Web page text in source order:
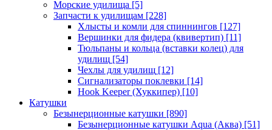
Морские удилища [5]
Запчасти к удилищам [228]
Хлысты и комли для спиннингов [127]
Вершинки для фидера (квивертип) [11]
Тюльпаны и кольца (вставки колец) для
удилищ [54]
Чехлы для удилищ [12]
Сигнализаторы поклевки [14]
Hook Keeper (Хуккипер) [10]
Катушки
Безынерционные катушки [890]
Безынерционные катушки Aqua (Аква) [51]